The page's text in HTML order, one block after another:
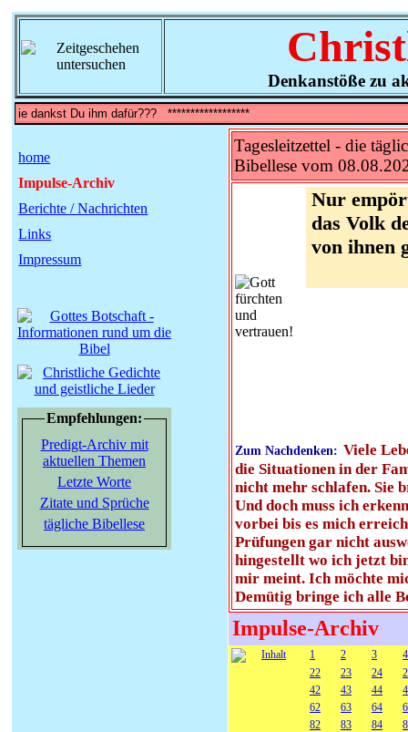
Denkanstöße zu
home
Impulse-Archiv
Berichte / Nachrichten
Links
Impressum
Empfehlungen:
Predigt-Archiv mit
aktuellen Themen
Letzte Worte
Zitate und Sprüche
tägliche Bibellese
Tagesleitzettel - die
Bibellese vom
Nur
das Volk
von ihnen
Zum Nachdenken: Viele
die Situationen in der
nicht mehr schlafen. Sie
Und doch muss ich
vorbei bis es mich
Prüfungen gar nicht
hingestellt wo ich jetzt
mir meint. Ich möchte
Demütig bringe ich alle
Impulse-Archiv
Inhalt 1 2 3
4
22
23 24
42
43 44
62
63 64
82
83 84